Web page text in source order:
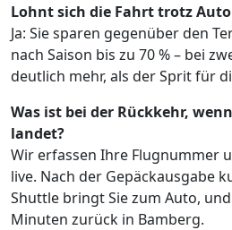
Lohnt sich die Fahrt trotz
Ja: Sie sparen gegenüber den
nach Saison bis zu 70 % – bei
deutlich mehr, als der Sprit für
Was ist bei der Rückkehr,
landet?
Wir erfassen Ihre Flugnummer
live. Nach der Gepäckausgabe
Shuttle bringt Sie zum Auto,
Minuten zurück in Bamberg.